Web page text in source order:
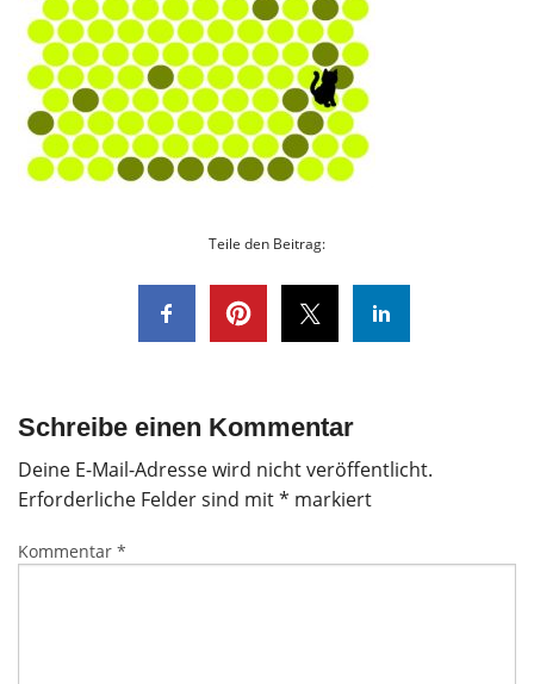
Teile den Beitrag:
Schreibe einen Kommentar
Deine E-Mail-Adresse wird nicht veröffentlicht.
Erforderliche Felder sind mit* markiert
Kommentar *